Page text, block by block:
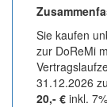
Sie kaufen
zur DoReMi
31.12.2026
20,- € inkl.